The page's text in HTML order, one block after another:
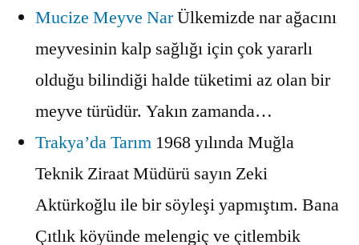
Mucize Meyve NarÜlkemizde nar ağacını
meyvesinin kalp sağlığı için çok yararlı
olduğu bilindiği halde tüketimi az olan bir
meyve türüdür. Yakın zamanda…
Trakya’da Tarım 1968 yılında Muğla
Teknik Ziraat Müdürü sayın Zeki
Aktürkoğlu ile bir söyleşi yapmıştım. Bana
Çıtlık köyünde melengiç ve çitlembik